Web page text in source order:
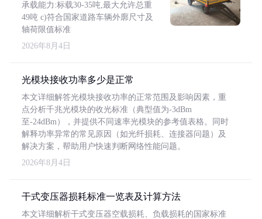
承载能力:标载30-35吨,最大允许总重
49吨 c)符合国家道路车辆外廓尺寸及
轴荷限值标准
2026年8月4日
光模块接收功率多少是正常
本文详细解答光模块接收功率的正常范围及影响因素，重
点分析千兆光模块的收光标准（典型值为-3dBm
至-24dBm），并提供不同速率光模块的参考值表格。同时
解释功率异常的常见原因（如光纤损耗、连接器问题）及
解决方案，帮助用户快速判断网络性能问题。
2026年8月4日
干式变压器损耗标准一览表及计算方法
本文详细解析干式变压器空载损耗、负载损耗的国家标准